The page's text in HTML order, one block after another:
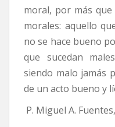
moral, por más
morales: aquello
no se hace bueno
que sucedan
siendo malo jamás
de un acto bueno y
P. Miguel A.